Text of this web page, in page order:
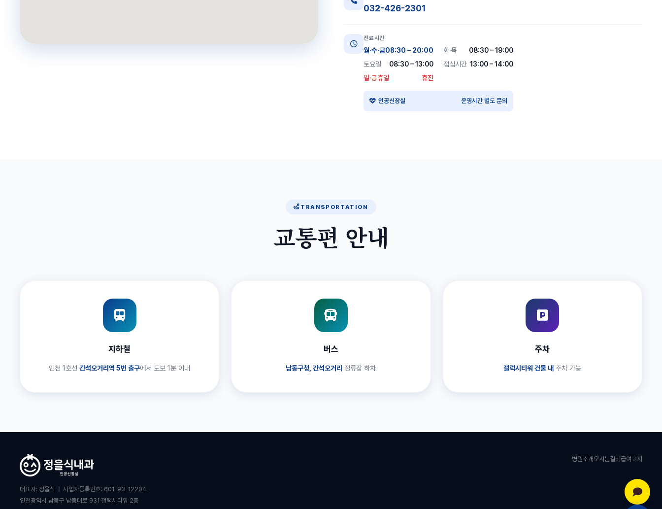
032-426-2301
진료시간
월·수·금08:30 – 20:00 화·목
08:30 – 19:00
토요일
08:30 – 13:00 점심시간 13:00 – 14:00
일·공휴일
휴진
인공신장실 운영시간 별도 문의
TRANSPORTATION
교통편 안내
지하철
인천 1호선간석오거리역 5번 출구에서 도보 1분 이내
버스
남동구청, 간석오거리 정류장 하차
주차
갤럭시타워 건물 내 주차 가능
대표자: 정을식 | 사업자등록번호: 601-93-12204
인천광역시 남동구 남동대로 931 갤럭시타워 2층
병원소개오시는길비급여고지